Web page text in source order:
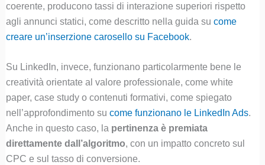
coerente, producono tassi di interazione superiori rispetto
agli annunci statici, come descritto nella guida su come
creare un’inserzione carosello su Facebook.
Su LinkedIn, invece, funzionano particolarmente bene le
creatività orientate al valore professionale, come white
paper, case study o contenuti formativi, come spiegato
nell’approfondimento su come funzionano le LinkedIn Ads.
Anche in questo caso, la pertinenza è premiata
direttamente dall’algoritmo, con un impatto concreto sul
CPC e sul tasso di conversione.